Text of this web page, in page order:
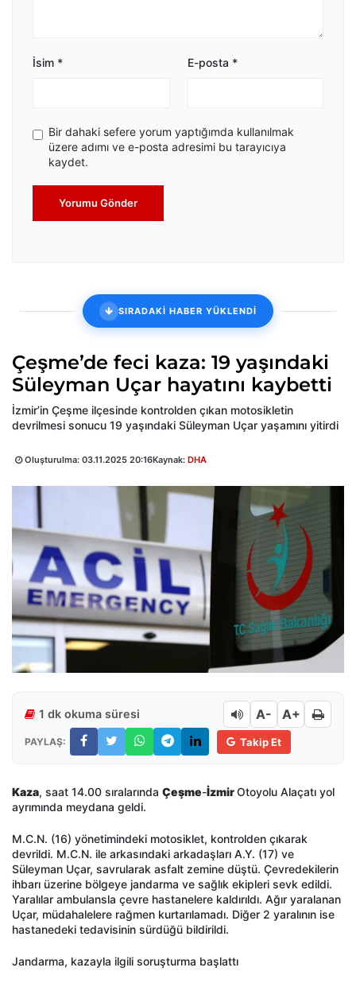
İsim * E-posta *
Bir dahaki sefere yorum yaptığımda kullanılmak
üzere adımı ve e-posta adresimi bu tarayıcıya
kaydet.
Yorumu Gönder
SIRADAKİ HABER YÜKLENDİ
Çeşme’de feci kaza: 19 yaşındaki
Süleyman Uçar hayatını kaybetti
İzmir’in Çeşme ilçesinde kontrolden çıkan motosikletin
devrilmesi sonucu 19 yaşındaki Süleyman Uçar yaşamını yitirdi
Oluşturulma: 03.11.2025 20:16Kaynak: DHA
1 dk okuma süresi A- A+
PAYLAŞ: Takip Et
Kaza, saat 14.00 sıralarında Çeşme-İzmirOtoyolu Alaçatı yol
ayrımında meydana geldi.
M.C.N. (16) yönetimindeki motosiklet, kontrolden çıkarak
devrildi. M.C.N. ile arkasındaki arkadaşları A.Y. (17) ve
Süleyman Uçar, savrularak asfalt zemine düştü. Çevredekilerin
ihbarı üzerine bölgeye jandarma ve sağlık ekipleri sevk edildi.
Yaralılar ambulansla çevre hastanelere kaldırıldı. Ağır yaralanan
Uçar, müdahalelere rağmen kurtarılamadı. Diğer 2 yaralının ise
hastanedeki tedavisinin sürdüğü bildirildi.
Jandarma, kazayla ilgili soruşturma başlattı